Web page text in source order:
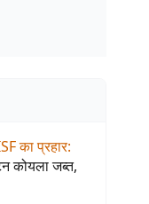
का प्रहार:
कोयला जब्त,